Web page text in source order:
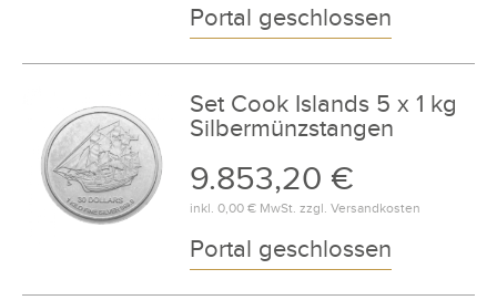
Portal geschlossen
Set Cook Islands 5 x 1 kg
Silbermünzstangen
9.853,20 €
inkl. 0,00 €MwSt. zzgl. Versandkosten
Portal geschlossen